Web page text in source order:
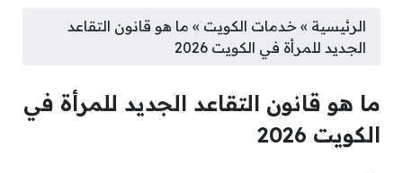
الرئيسية » خدمات الكويت » ما هو قانون التقاعد
الجديد للمرأة في الكويت 2026
ما هو قانون التقاعد الجديد للمرأة في
الكويت 2026